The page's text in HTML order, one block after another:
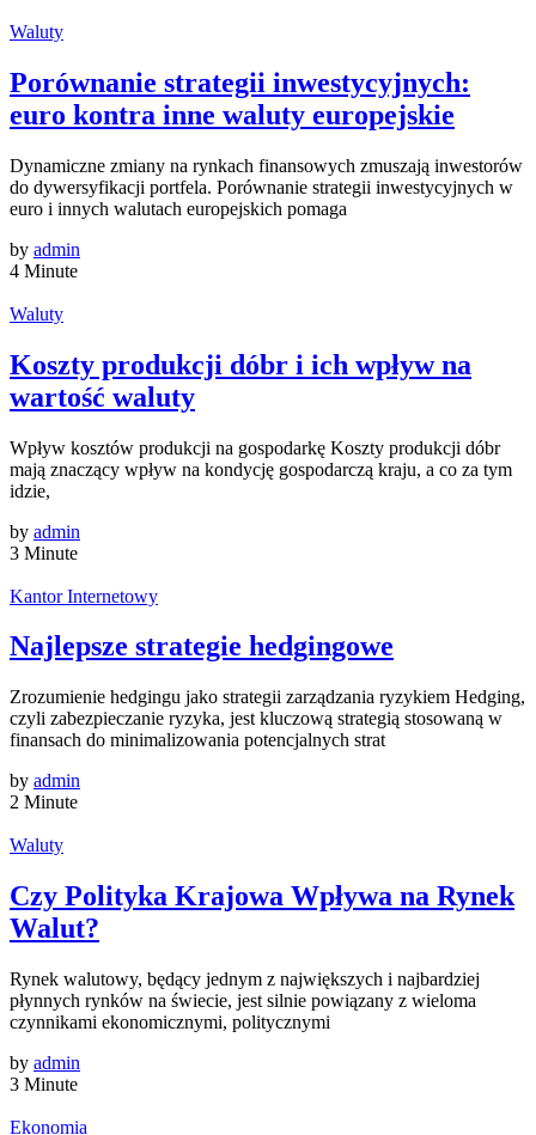
Waluty
Porównanie strategii inwestycyjnych:
euro kontra inne waluty europejskie
Dynamiczne zmiany na rynkach finansowych zmuszają inwestorów
do dywersyfikacji portfela. Porównanie strategii inwestycyjnych w
euro i innych walutach europejskich pomaga
by admin
4 Minute
Waluty
Koszty produkcji dóbr i ich wpływ na
wartość waluty
Wpływ kosztów produkcji na gospodarkę Koszty produkcji dóbr
mają znaczący wpływ na kondycję gospodarczą kraju, a co za tym
idzie,
by admin
3 Minute
Kantor Internetowy
Najlepsze strategie hedgingowe
Zrozumienie hedgingu jako strategii zarządzania ryzykiem Hedging,
czyli zabezpieczanie ryzyka, jest kluczową strategią stosowaną w
finansach do minimalizowania potencjalnych strat
by admin
2 Minute
Waluty
Czy Polityka Krajowa Wpływa na Rynek
Walut?
Rynek walutowy, będący jednym z największych i najbardziej
płynnych rynków na świecie, jest silnie powiązany z wieloma
czynnikami ekonomicznymi, politycznymi
by admin
3 Minute
Ekonomia